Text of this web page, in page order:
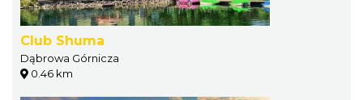
Club Shuma
Dąbrowa Górnicza
0.46 km